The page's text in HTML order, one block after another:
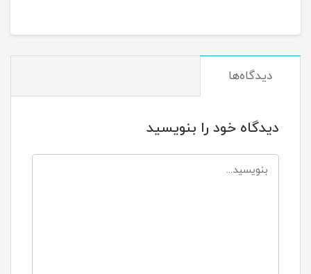
دیدگاه‌ها
دیدگاه خود را بنویسید